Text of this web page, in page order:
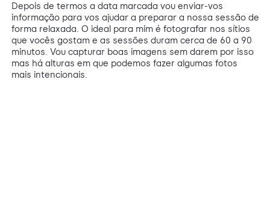
Depois de termos a data marcada vou enviar-vos
informação para vos ajudar a preparar a nossa sessão de
forma relaxada. O ideal para mim é fotografar nos sítios
que vocês gostam e as sessões duram cerca de 60 a 90
minutos. Vou capturar boas imagens sem darem por isso
mas há alturas em que podemos fazer algumas fotos
mais intencionais.